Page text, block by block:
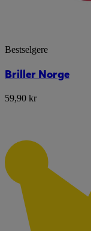
Bestselgere
Briller Norge
59,90 kr